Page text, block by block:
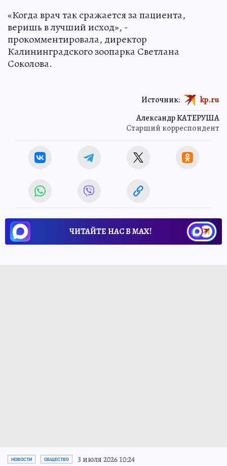
«Когда врач так сражается за пациента,
веришь в лучший исход», -
прокомментировала, директор
Калининградского зоопарка Светлана
Соколова.
Александр КАТЕРУША
Старший корреспондент
Источник: kp.ru
ЧИТАЙТЕ НАС В МАХ!
НОВОСТИ ОБЩЕСТВО 3 июля 2026 10:24